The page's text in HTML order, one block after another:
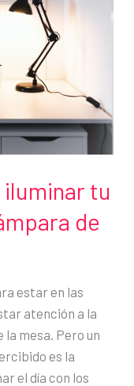
iluminar tu
de
estar en las
atención a la
mesa. Pero un
es la
el día con los